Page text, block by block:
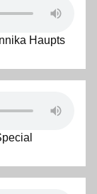
Haupts